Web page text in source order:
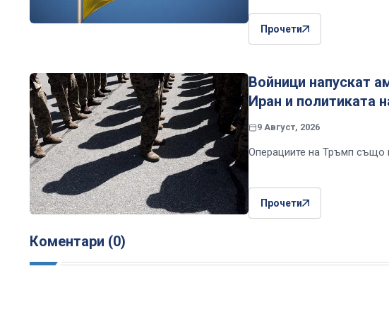
Прочети
Войници напускат
Иран и политиката
9 Август, 2026
Операциите на Тръмп също
Прочети
Коментари (0)